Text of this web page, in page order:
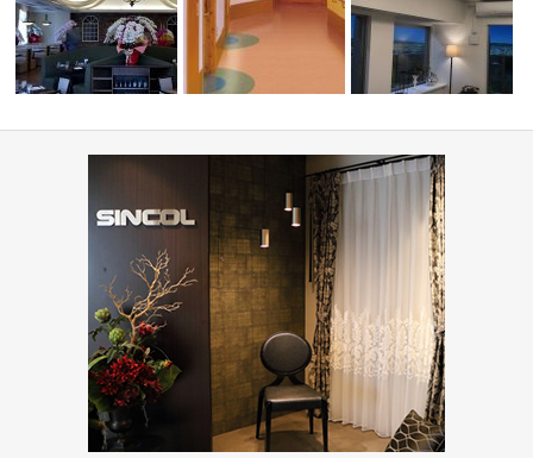
PIZZA HOUSE新本店
高齢者・福祉施設(コーディネミルコマンション沖縄市
ランパーク …